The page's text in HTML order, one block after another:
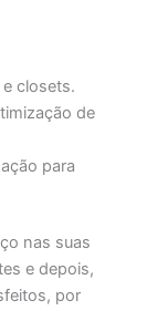
closets.
de
para
nas suas
e depois,
por